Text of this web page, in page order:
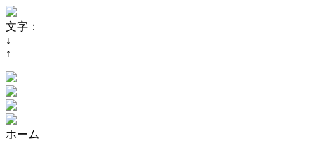
文字：
↓
↑
ホーム